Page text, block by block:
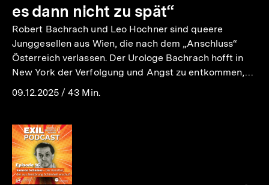
es dann nicht zu spät“
Robert Bachrach und Leo Hochner sind queere
Junggesellen aus Wien, die nach dem „Anschluss“
Österreich verlassen. Der Urologe Bachrach hofft in
New York der Verfolgung und Angst zu entkommen,…
09.12.2025/43 Min.